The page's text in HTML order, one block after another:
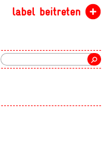
label beitreten